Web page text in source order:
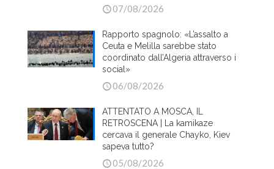
07/08/2026
Rapporto spagnolo: «L’assalto a
Ceuta e Melilla sarebbe stato
coordinato dall’Algeria attraverso i
social»
06/08/2026
ATTENTATO A MOSCA, IL
RETROSCENA | La kamikaze
cercava il generale Chayko, Kiev
sapeva tutto?
05/08/2026